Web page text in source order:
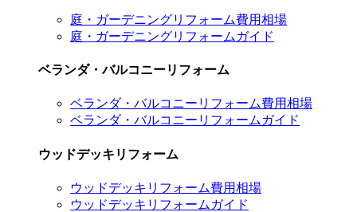
庭・ガーデニングリフォーム費用相場
庭・ガーデニングリフォームガイド
ベランダ・バルコニーリフォーム
ベランダ・バルコニーリフォーム費用相場
ベランダ・バルコニーリフォームガイド
ウッドデッキリフォーム
ウッドデッキリフォーム費用相場
ウッドデッキリフォームガイド